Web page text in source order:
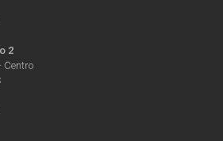
2
Centro